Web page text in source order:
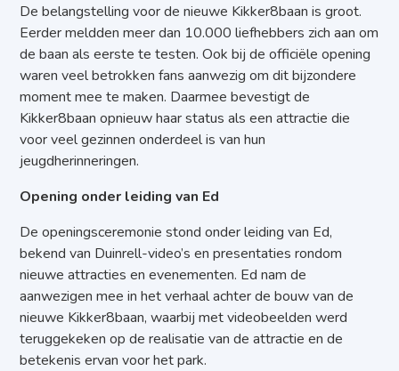
De belangstelling voor de nieuwe Kikker8baan is groot.
Eerder meldden meer dan 10.000 liefhebbers zich aan om
de baan als eerste te testen. Ook bij de officiële opening
waren veel betrokken fans aanwezig om dit bijzondere
moment mee te maken. Daarmee bevestigt de
Kikker8baan opnieuw haar status als een attractie die
voor veel gezinnen onderdeel is van hun
jeugdherinneringen.
Opening onder leiding van Ed
De openingsceremonie stond onder leiding van Ed,
bekend van Duinrell-video’s en presentaties rondom
nieuwe attracties en evenementen. Ed nam de
aanwezigen mee in het verhaal achter de bouw van de
nieuwe Kikker8baan, waarbij met videobeelden werd
teruggekeken op de realisatie van de attractie en de
betekenis ervan voor het park.